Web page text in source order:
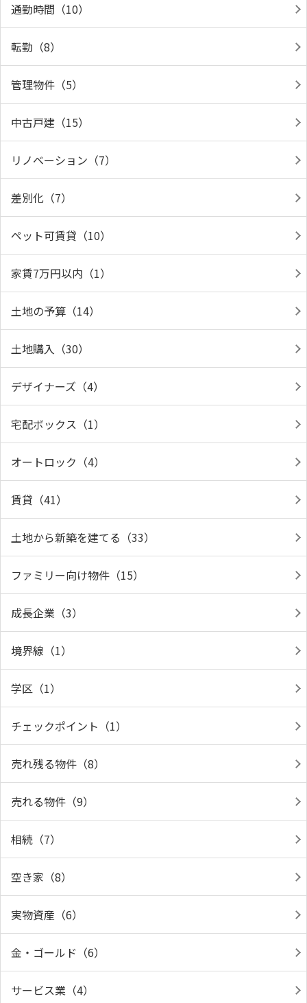
通勤時間（10）
転勤（8）
管理物件（5）
中古戸建（15）
リノベーション（7）
差別化（7）
ペット可賃貸（10）
家賃7万円以内（1）
土地の予算（14）
土地購入（30）
デザイナーズ（4）
宅配ボックス（1）
オートロック（4）
賃貸（41）
土地から新築を建てる（33）
ファミリー向け物件（15）
成長企業（3）
境界線（1）
学区（1）
チェックポイント（1）
売れ残る物件（8）
売れる物件（9）
相続（7）
空き家（8）
実物資産（6）
金・ゴールド（6）
サービス業（4）